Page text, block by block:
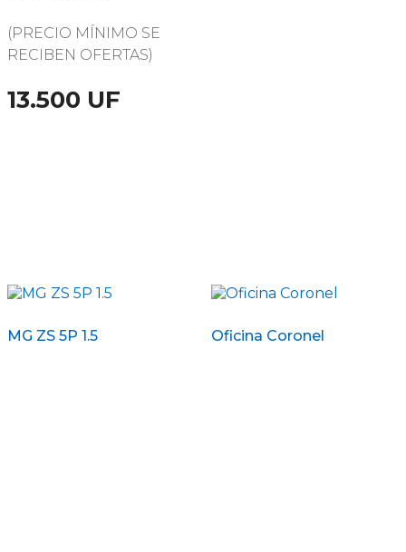
(PRECIO MÍNIMO SE
RECIBEN OFERTAS)
13.500 UF
MG ZS 5P 1.5 Oficina Coronel